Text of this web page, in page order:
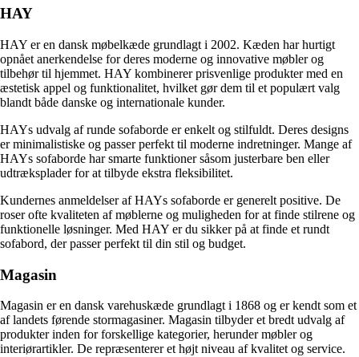
HAY
HAY er en dansk møbelkæde grundlagt i 2002. Kæden har hurtigt
opnået anerkendelse for deres moderne og innovative møbler og
tilbehør til hjemmet. HAY kombinerer prisvenlige produkter med en
æstetisk appel og funktionalitet, hvilket gør dem til et populært valg
blandt både danske og internationale kunder.
HAYs udvalg af runde sofaborde er enkelt og stilfuldt. Deres designs
er minimalistiske og passer perfekt til moderne indretninger. Mange af
HAYs sofaborde har smarte funktioner såsom justerbare ben eller
udtræksplader for at tilbyde ekstra fleksibilitet.
Kundernes anmeldelser af HAYs sofaborde er generelt positive. De
roser ofte kvaliteten af møblerne og muligheden for at finde stilrene og
funktionelle løsninger. Med HAY er du sikker på at finde et rundt
sofabord, der passer perfekt til din stil og budget.
Magasin
Magasin er en dansk varehuskæde grundlagt i 1868 og er kendt som et
af landets førende stormagasiner. Magasin tilbyder et bredt udvalg af
produkter inden for forskellige kategorier, herunder møbler og
interiørartikler. De repræsenterer et højt niveau af kvalitet og service.